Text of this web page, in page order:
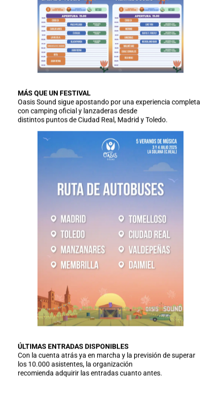
MÁS QUE UN FESTIVAL
Oasis Sound sigue apostando por una experiencia completa
con camping oficial y lanzaderas desde
distintos puntos de Ciudad Real, Madrid y Toledo.
ÚLTIMAS ENTRADAS DISPONIBLES
Con la cuenta atrás ya en marcha y la previsión de superar
los 10.000 asistentes, la organización
recomienda adquirir las entradas cuanto antes.